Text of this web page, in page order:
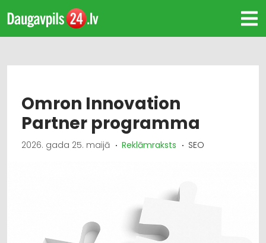
Omron Innovation
Partner programma
2026. gada 25. maijā Reklāmraksts SEO